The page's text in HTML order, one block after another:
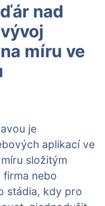
nad
míru ve
je
aplikací ve
složitým
firma nebo
stádia, kdy pro